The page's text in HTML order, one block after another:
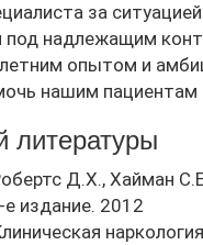
за
надлежащим
опытом и
нашим пациентам
литературы
Д.Х., Хайман
издание. 2012